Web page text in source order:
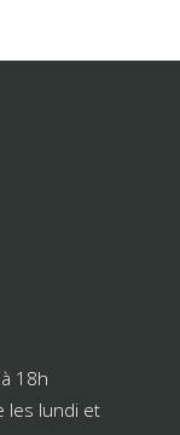
18h
les lundi et